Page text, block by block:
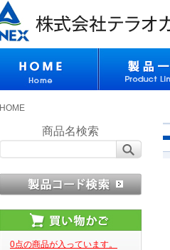
HOME
商品名検索
0点の商品が入っています。